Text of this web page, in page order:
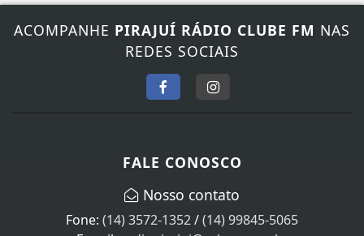
ACOMPANHEPIRAJUÍ RÁDIO CLUBE FMNAS
REDES SOCIAIS
(14) 3572-1352/(14) 99845-5065
E-mail:radiopirajui@yahoo.com.br